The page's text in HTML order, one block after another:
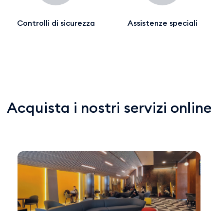
Controlli di sicurezza Assistenze speciali
Acquista i nostri servizi online